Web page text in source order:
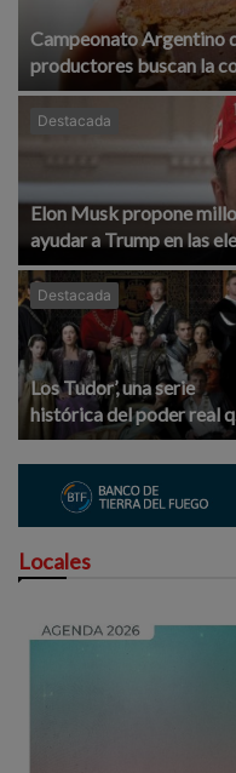
Campeonato Argentino
productores buscan la
en el podio
Destacada
Elon Musk propone
ayudar a Trump en las
Destacada
Los Tudor’, una serie
histórica del poder real
regresó a la pantalla de
Netflix
Locales